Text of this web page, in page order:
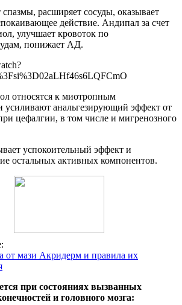
расширяет сосуды, оказывает
действие. Андипал за счет
улучшает кровоток по
понижает АД.
относятся к миотропным
усиливают анальгезирующий эффект от
цефалгии, в том числе и мигренозного
успокоительный эффект и
остальных активных компонентов.
от мази Акридерм и правила их
при состояниях вызванных
и головного мозга: